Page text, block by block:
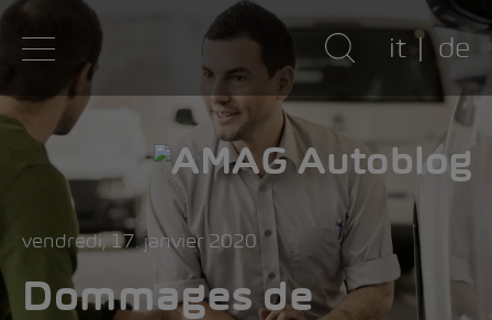
it de
vendredi, 17. janvier 2020
Dommages de